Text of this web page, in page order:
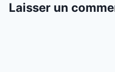
Laisser un